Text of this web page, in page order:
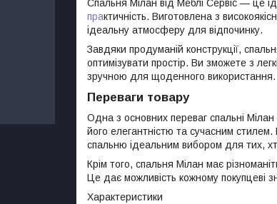
Спальня Мілан від Меблі Сервіс — це
практичність. Виготовлена з
ідеальну атмосферу для відпочинку.
Завдяки продуманій конструкції,
оптимізувати простір. Ви зможете з
зручною для щоденного використання.
Переваги товару
Одна з основних переваг спальні
його елегантністю та сучасним стилем.
спальню ідеальним вибором для тих,
Крім того, спальня Мілан має
Це дає можливість кожному покупцеві
Характеристики